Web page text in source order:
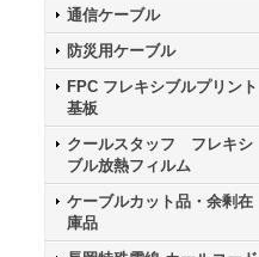
通信ケーブル
防災用ケーブル
FPC フレキシブルプリント
基板
クールスタッフ フレキシ
ブル放熱フィルム
ケーブルカット品・余剰在
庫品